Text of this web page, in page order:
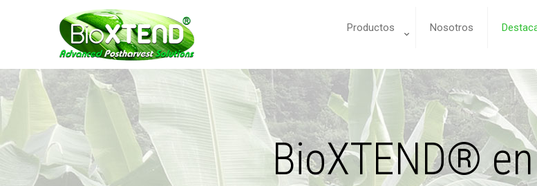
Productos Nosotros
BioXTEND®